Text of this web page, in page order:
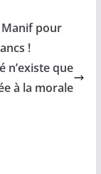
Manif pour
!
n’existe que
à la morale